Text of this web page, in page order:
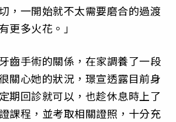
，一開始就不太需要磨合的過渡
更多火花。」
齒手術的關係，在家調養了一段
關心她的狀況，璟宣透露目前身
期回診就可以，也趁休息時上了
課程，並考取相關證照，十分充